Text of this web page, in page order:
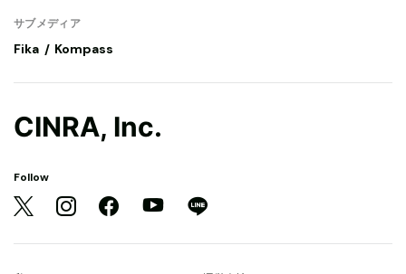
サブメディア
Fika Kompass
CINRA, Inc.
Follow